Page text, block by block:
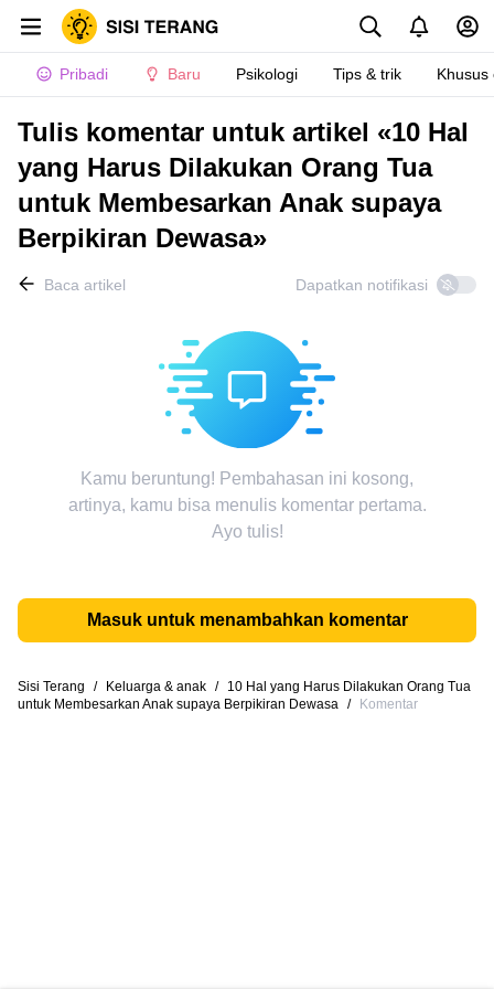
Pribadi Baru Psikologi Tips & trik Khusus
Tulis komentar untuk artikel «10 Hal
yang Harus Dilakukan Orang Tua
untuk Membesarkan Anak supaya
Berpikiran Dewasa»
Baca artikel Dapatkan notifikasi
Kamu beruntung! Pembahasan ini kosong,
artinya, kamu bisa menulis komentar pertama.
Ayo tulis!
Masuk untuk menambahkan komentar
Sisi Terang / Keluarga & anak /
10 Hal yang Harus Dilakukan Orang Tua
untuk Membesarkan Anak supaya Berpikiran Dewasa / Komentar